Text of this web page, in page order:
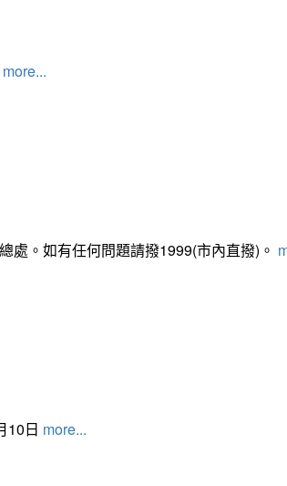
more...
處。如有任何問題請撥1999(市內直撥)。
10日 more...